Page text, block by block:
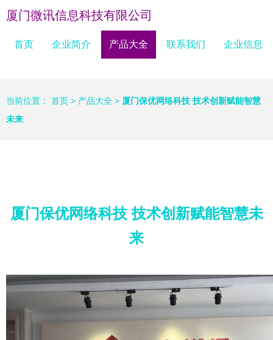
厦门微讯信息科技有限公司
首页 企业简介 产品大全 联系我们 企业信息
当前位置： 首页 > 产品大全 > 厦门保优网络科技 技术创新赋能智慧
未来
厦门保优网络科技 技术创新赋能智慧未
来